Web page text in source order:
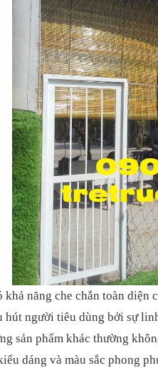
khả năng che chắn toàn diện
người tiêu dùng bởi sự
sản phẩm khác thường
dáng và màu sắc phong